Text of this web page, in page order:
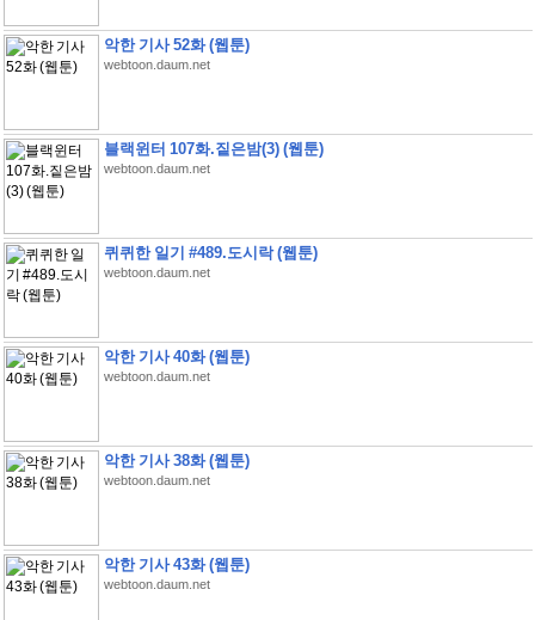
악한 기사 52화 (웹툰)
webtoon.daum.net
블랙윈터 107화.짙은밤(3) (웹툰)
webtoon.daum.net
퀴퀴한 일기 #489.도시락 (웹툰)
webtoon.daum.net
악한 기사 40화 (웹툰)
webtoon.daum.net
악한 기사 38화 (웹툰)
webtoon.daum.net
악한 기사 43화 (웹툰)
webtoon.daum.net